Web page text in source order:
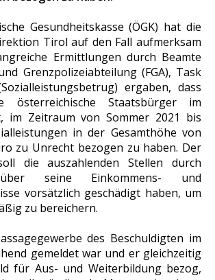
Gesundheitskasse (ÖGK) hat die
Tirol auf den Fall aufmerksam
Ermittlungen durch Beamte
Grenzpolizeiabteilung (FGA), Task
ergaben, dass
österreichische Staatsbürger im
im Zeitraum von Sommer 2021 bis
in der Gesamthöhe von
zu Unrecht bezogen zu haben. Der
die auszahlenden Stellen durch
seine Einkommens- und
vorsätzlich geschädigt haben, um
zu bereichern.
des Beschuldigten im
gemeldet war und er gleichzeitig
für Aus- und Weiterbildung bezog,